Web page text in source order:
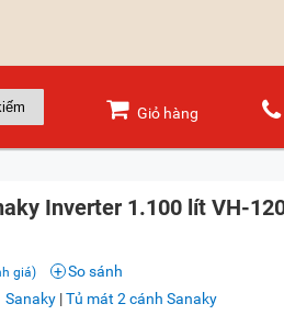
Giỏ hàng
Inverter 1.100 lít VH-
giá)
So sánh
Sanaky |Tủ mát 2 cánh Sanaky